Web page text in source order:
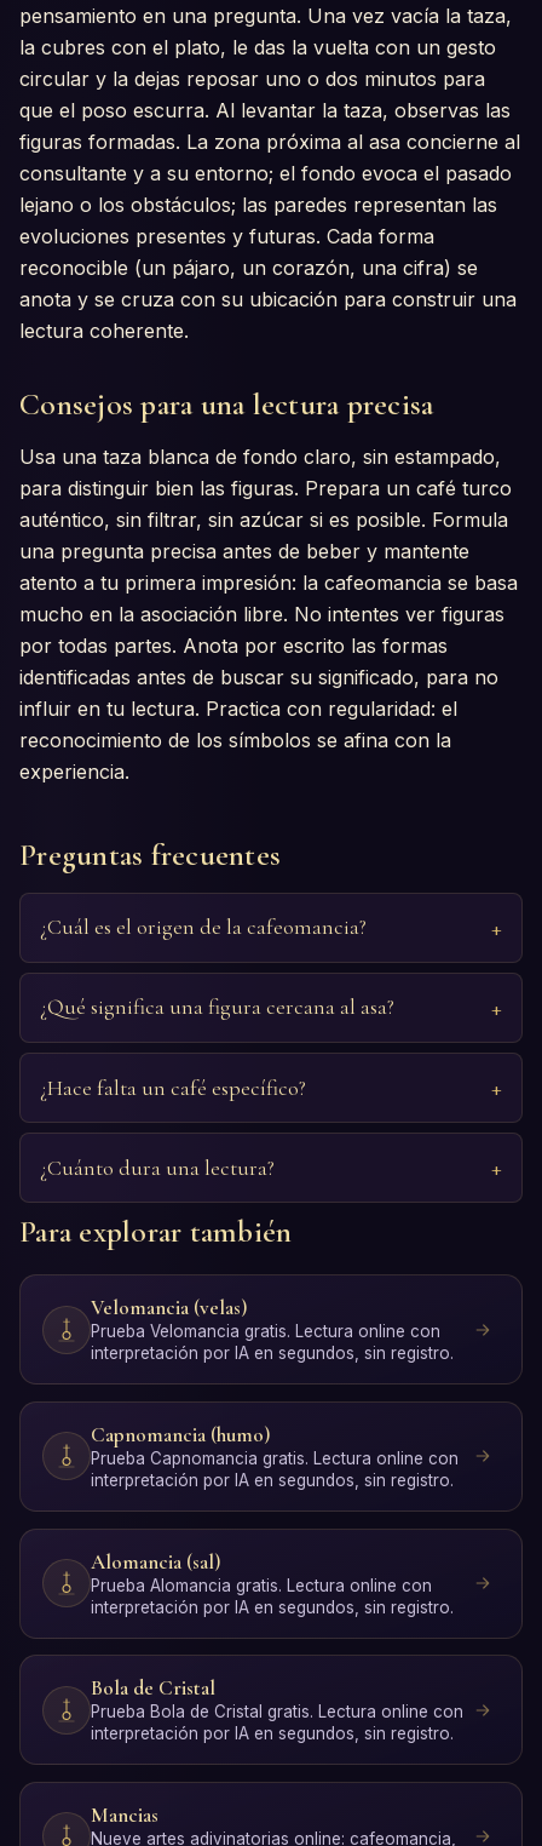
pensamiento en una pregunta. Una vez vacía la taza,
la cubres con el plato, le das la vuelta con un gesto
circular y la dejas reposar uno o dos minutos para
que el poso escurra. Al levantar la taza, observas las
figuras formadas. La zona próxima al asa concierne al
consultante y a su entorno; el fondo evoca el pasado
lejano o los obstáculos; las paredes representan las
evoluciones presentes y futuras. Cada forma
reconocible (un pájaro, un corazón, una cifra) se
anota y se cruza con su ubicación para construir una
lectura coherente.
Consejos para una lectura precisa
Usa una taza blanca de fondo claro, sin estampado,
para distinguir bien las figuras. Prepara un café turco
auténtico, sin filtrar, sin azúcar si es posible. Formula
una pregunta precisa antes de beber y mantente
atento a tu primera impresión: la cafeomancia se basa
mucho en la asociación libre. No intentes ver figuras
por todas partes. Anota por escrito las formas
identificadas antes de buscar su significado, para no
influir en tu lectura. Practica con regularidad: el
reconocimiento de los símbolos se afina con la
experiencia.
Preguntas frecuentes
¿Cuál es el origen de la cafeomancia?
¿Qué significa una figura cercana al asa?
¿Hace falta un café específico?
¿Cuánto dura una lectura?
Para explorar también
Velomancia (velas)
Prueba Velomancia gratis. Lectura online con
interpretación por IA en segundos, sin registro.
Capnomancia (humo)
Prueba Capnomancia gratis. Lectura online con
interpretación por IA en segundos, sin registro.
Alomancia (sal)
Prueba Alomancia gratis. Lectura online con
interpretación por IA en segundos, sin registro.
Bola de Cristal
Prueba Bola de Cristal gratis. Lectura online con
interpretación por IA en segundos, sin registro.
Mancias
Nueve artes adivinatorias online: cafeomancia,